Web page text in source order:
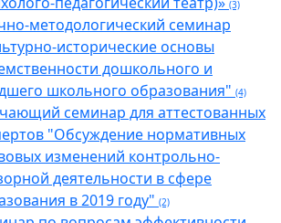
(3)
методологический семинар
исторические основы
дошкольного и
школьного образования" (4)
семинар для аттестованных
"Обсуждение нормативных
изменений контрольно-
деятельности в сфере
в 2019 году" (2)